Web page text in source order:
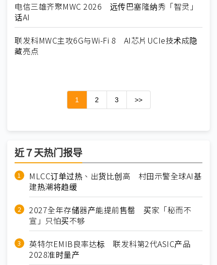
电信三雄齐聚MWC 2026 远传巴塞隆纳秀「智灵」
话AI
联发科MWC主攻6G与Wi-Fi 8 AI芯片UCIe技术成隐
藏亮点
1 2 3 >>
近７天热门报导
MLCC订单过热、出货比创高 村田示警全球AI基
建热潮将趋缓
2027全年存储器产能提前售罄 买家「秘而不
宣」只怕买不够
英特尔EMIB良率达标 联发科第2代ASIC产品
2028准时量产